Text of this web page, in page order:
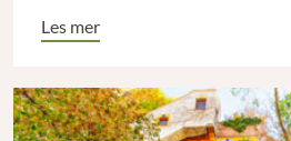
Les mer